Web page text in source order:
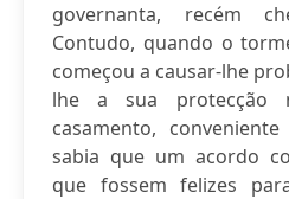
governanta, recém
Contudo, quando o
começou a causar-lhe
lhe a sua protecção
casamento,
sabia que um acordo
que fossem felizes